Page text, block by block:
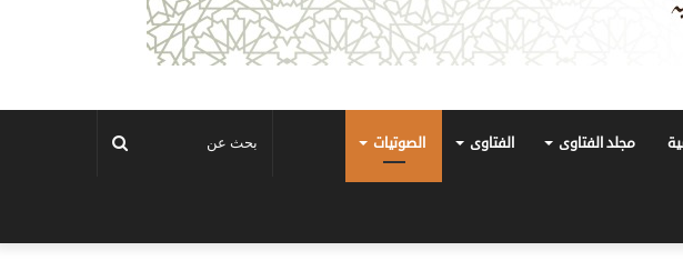
مجلد الفتاوى الفتاوى الصوتيات